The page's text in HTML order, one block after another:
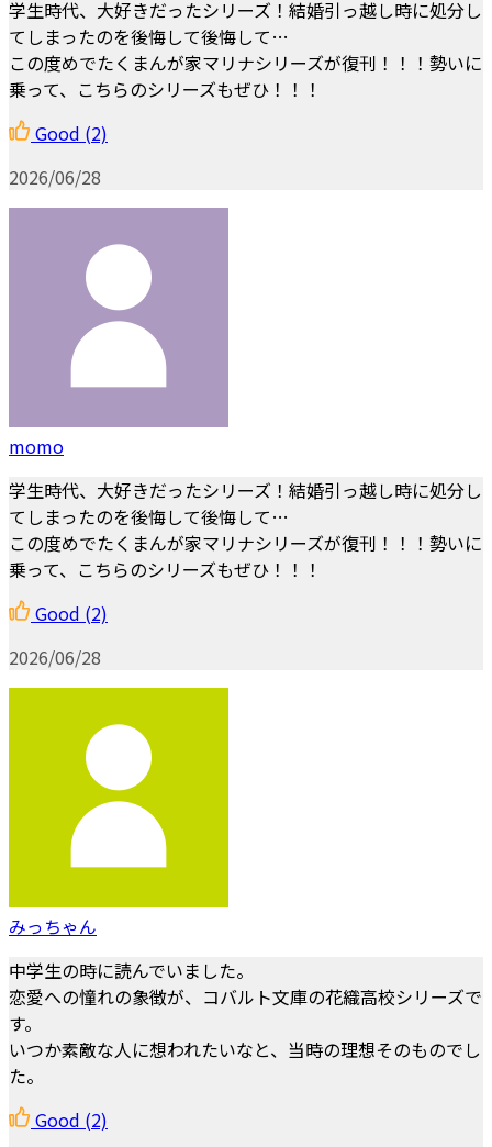
学生時代、大好きだったシリーズ！結婚引っ越し時に処分し
てしまったのを後悔して後悔して…
この度めでたくまんが家マリナシリーズが復刊！！！勢いに
乗って、こちらのシリーズもぜひ！！！
Good (2)
2026/06/28
momo
学生時代、大好きだったシリーズ！結婚引っ越し時に処分し
てしまったのを後悔して後悔して…
この度めでたくまんが家マリナシリーズが復刊！！！勢いに
乗って、こちらのシリーズもぜひ！！！
Good (2)
2026/06/28
みっちゃん
中学生の時に読んでいました。
恋愛への憧れの象徴が、コバルト文庫の花織高校シリーズで
す。
いつか素敵な人に想われたいなと、当時の理想そのものでし
た。
Good (2)